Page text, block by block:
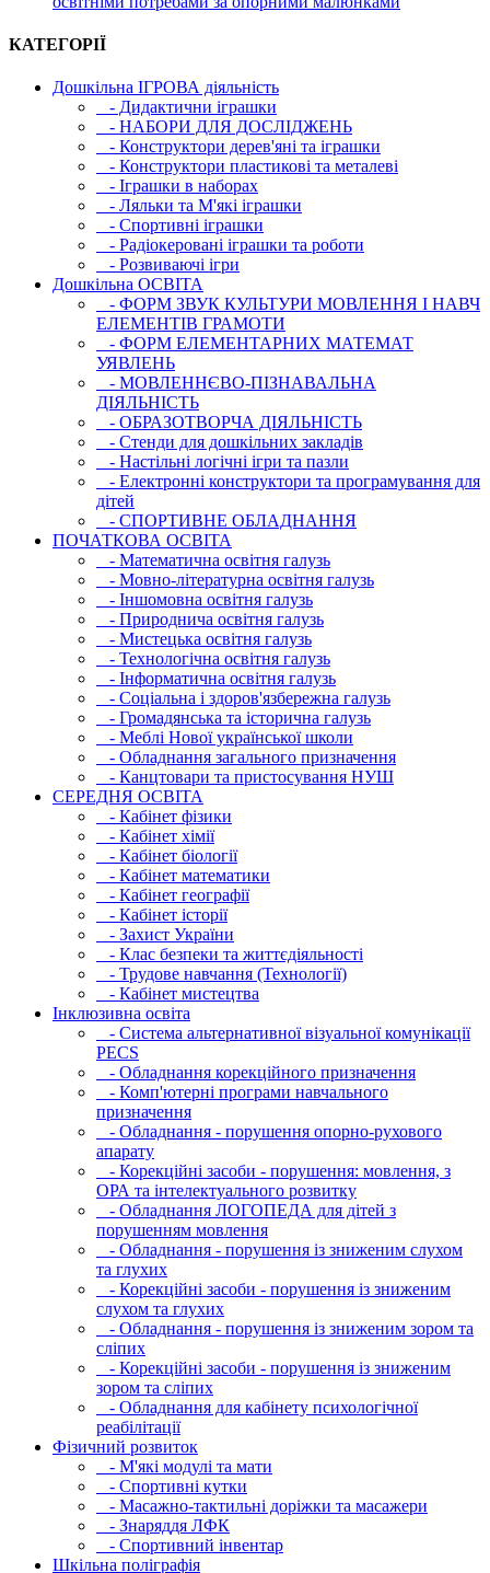
КАТЕГОРІЇ
Дошкільна ІГРОВА діяльність
- Дидактични іграшки
- НАБОРИ ДЛЯ ДОСЛІДЖЕНЬ
- Конструктори дерев'яні та іграшки
- Конструктори пластикові та металеві
- Іграшки в наборах
- Ляльки та М'які іграшки
- Спортивні іграшки
- Радіокеровані іграшки та роботи
- Розвиваючі ігри
Дошкільна ОСВIТА
- ФОРМ ЗВУК КУЛЬТУРИ МОВЛЕННЯ І НАВЧ
ЕЛЕМЕНТІВ ГРАМОТИ
- ФОРМ ЕЛЕМЕНТАРНИХ МАТЕМАТ
УЯВЛЕНЬ
- МОВЛЕННЄВО-ПІЗНАВАЛЬНА
ДІЯЛЬНІСТЬ
- ОБРАЗОТВОРЧА ДІЯЛЬНІСТЬ
- Стенди для дошкільних закладів
- Настільні логічні ігри та пазли
- Електронні конструктори та програмування для
дітей
- СПОРТИВНЕ ОБЛАДНАННЯ
ПОЧАТКОВА ОСВIТА
- Математична освітня галузь
- Мовно-літературна освітня галузь
- Iншомовна освітня галузь
- Природнича освітня галузь
- Мистецька освітня галузь
- Технологічна освітня галузь
- Інфopматична освітня галузь
- Соціальна і здоров'язбережна галузь
- Громадянська та історична галузь
- Меблі Нової української школи
- Обладнання загального призначення
- Канцтовари та пристосування НУШ
СЕРЕДНЯ ОСВIТА
- Кабінет фізики
- Кабінет хімії
- Кабінет біології
- Кабінет математики
- Кабінет географії
- Кабінет історії
- Захист України
- Клас безпеки та життєдіяльності
- Трудове навчання (Технології)
- Кабінет мистецтва
Інклюзивна освіта
- Система альтернативної візуальної комунікації
PECS
- Обладнання корекційного призначення
- Комп'ютерні програми навчального
призначення
- Обладнання - порушення опорно-рухового
апарату
- Корекційні засоби - порушення: мовлення, з
ОРА та інтелектуального розвитку
- Обладнання ЛОГОПЕДА для дітей з
порушенням мовлення
- Обладнання - порушення із зниженим слухом
та глухих
- Корекційні засоби - порушення із зниженим
слухом та глухих
- Обладнання - порушення із зниженим зором та
сліпих
- Корекційні засоби - порушення із зниженим
зором та сліпих
- Обладнання для кабінету психологічної
реабілітації
Фізичний розвиток
- М'які модулi та мати
- Спортивні кутки
- Масажно-тактильні доріжки та масажери
- Знаряддя ЛФК
- Спортивний інвентар
Шкільна поліграфія